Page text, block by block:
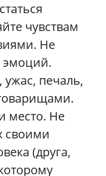
чувствам
Не
эмоций.
ужас, печаль,
место. Не
своими
(друга,